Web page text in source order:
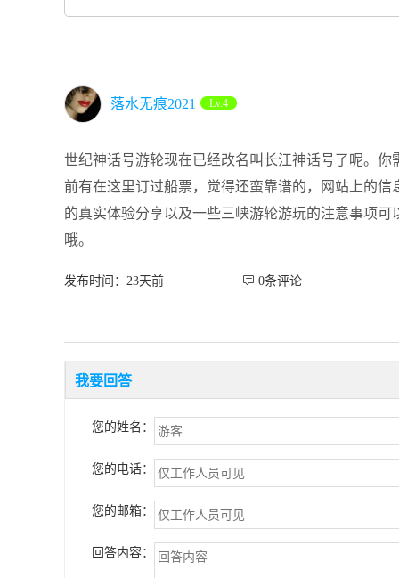
落水无痕2021 Lv.4
世纪神话号游轮现在已经改名叫长江神话号了呢。你
前有在这里订过船票，觉得还蛮靠谱的，网站上的
的真实体验分享以及一些三峡游轮游玩的注意事项
哦。
发布时间：23天前  0条评论
我要回答
您的姓名：
您的电话：
您的邮箱：
回答内容：